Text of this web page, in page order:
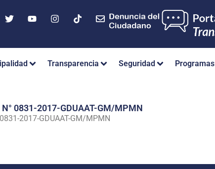
Transparencia Seguridad Programas
N° 0831-2017-GDUAAT-GM/MPMN
2017-GDUAAT-GM/MPMN